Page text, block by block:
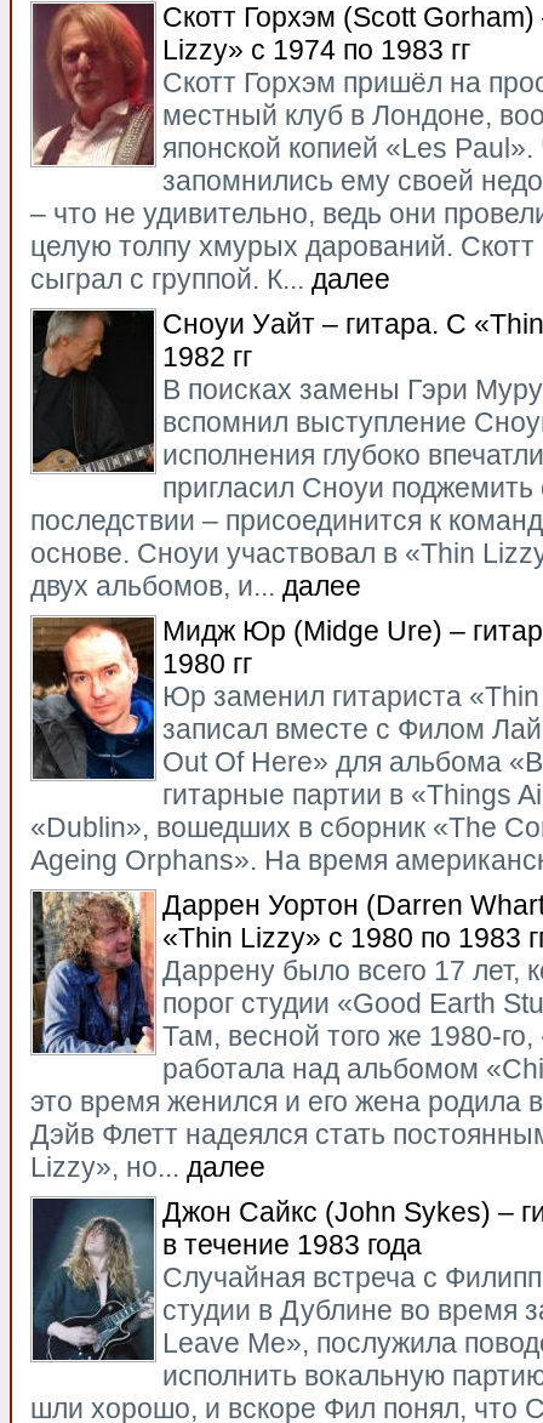
Скотт Горхэм (Scott
Lizzy» с 1974 по 1983 гг
Скотт Горхэм пришёл на
местный клуб в Лондоне,
японской копией «Les
запомнились ему своей
– что не удивительно, ведь они
целую толпу хмурых дарований.
сыграл с группой. К... далее
Сноуи Уайт – гитара. С
1982 гг
В поисках замены Гэри
вспомнил выступление
исполнения глубоко
пригласил Сноуи
последствии – присоединится к
основе. Сноуи участвовал в «Thin
двух альбомов, и... далее
Мидж Юр (Midge Ure) –
1980 гг
Юр заменил гитариста
записал вместе с Филом
Out Of Here» для альбома
гитарные партии в «Things
«Dublin», вошедших в сборник «The
Ageing Orphans». На время
Даррен Уортон (Darren
«Thin Lizzy» с 1980 по 1983
Даррену было всего 17 лет,
порог студии «Good Earth
Там, весной того же 1980-
работала над альбомом
это время женился и его жена родила
Дэйв Флетт надеялся стать
Lizzy», но... далее
Джон Сайкс (John Sykes) –
в течение 1983 года
Случайная встреча с
студии в Дублине во время
Leave Me», послужила
исполнить вокальную
шли хорошо, и вскоре Фил понял, что